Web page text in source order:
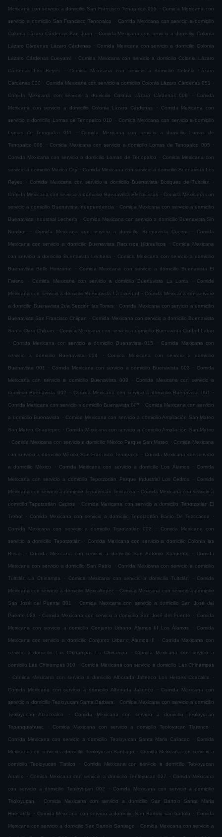
Mexicana con servicio a domicilio San Francisco Tenopalco 055 . Comida Mexicana con
servicio a domicilio San Francisco Tenopalco . Comida Mexicana con servicio a domicilio
Colonia Lázaro Cárdenas San Juan . Comida Mexicana con servicio a domicilio Colonia
Lázaro Cárdenas Lázaro Cárdenas . Comida Mexicana con servicio a domicilio Colonia
Lázaro Cárdenas Cueyamil . Comida Mexicana con servicio a domicilio Colonia Lázaro
Cárdenas Los Reyes . Comida Mexicana con servicio a domicilio Colonia Lázaro
Cárdenas 030 . Comida Mexicana con servicio a domicilio Colonia Lázaro Cárdenas 051 .
Comida Mexicana con servicio a domicilio Colonia Lázaro Cárdenas 008 . Comida
Mexicana con servicio a domicilio Colonia Lázaro Cárdenas . Comida Mexicana con
servicio a domicilio Lomas de Tenopalco 010 . Comida Mexicana con servicio a domicilio
Lomas de Tenopalco 011 . Comida Mexicana con servicio a domicilio Lomas de
Tenopalco 008 . Comida Mexicana con servicio a domicilio Lomas de Tenopalco 005 .
Comida Mexicana con servicio a domicilio Lomas de Tenopalco . Comida Mexicana con
servicio a domicilio Mexico City . Comida Mexicana con servicio a domicilio Buenavista Los
Reyes . Comida Mexicana con servicio a domicilio Buenavista Bosques de Tultitlan .
Comida Mexicana con servicio a domicilio Buenavista Electricistas . Comida Mexicana con
servicio a domicilio Buenavista Independencia . Comida Mexicana con servicio a domicilio
Buenavista Industrial Lecheria . Comida Mexicana con servicio a domicilio Buenavista Sin
Nombre . Comida Mexicana con servicio a domicilio Buenavista Cocem . Comida
Mexicana con servicio a domicilio Buenavista Recursos Hidraulicos . Comida Mexicana
con servicio a domicilio Buenavista Lecheria . Comida Mexicana con servicio a domicilio
Buenavista Bello Horizonte . Comida Mexicana con servicio a domicilio Buenavista El
Fresno . Comida Mexicana con servicio a domicilio Buenavista La Loma . Comida
Mexicana con servicio a domicilio Buenavista La Libertad . Comida Mexicana con servicio
a domicilio Buenavista 2da Sección las Torres . Comida Mexicana con servicio a domicilio
Buenavista San Francisco Chilpan . Comida Mexicana con servicio a domicilio Buenavista
Santa Clara Chilpan . Comida Mexicana con servicio a domicilio Buenavista Ciudad Labor
.
Comida Mexicana con servicio a domicilio Buenavista 015 . Comida Mexicana con
servicio a domicilio Buenavista 004 . Comida Mexicana con servicio a domicilio
Buenavista 001 . Comida Mexicana con servicio a domicilio Buenavista 003 . Comida
Mexicana con servicio a domicilio Buenavista 008 . Comida Mexicana con servicio a
domicilio Buenavista 002 . Comida Mexicana con servicio a domicilio Buenavista 061 .
Comida Mexicana con servicio a domicilio Buenavista 007 . Comida Mexicana con servicio
a domicilio Buenavista . Comida Mexicana con servicio a domicilio Ampliación San Mateo
San Mateo Cuautepec . Comida Mexicana con servicio a domicilio Ampliación San Mateo
. Comida Mexicana con servicio a domicilio México Parque San Mateo . Comida Mexicana
con servicio a domicilio México San Francisco Tenopalco . Comida Mexicana con servicio
a domicilio México . Comida Mexicana con servicio a domicilio Los Álamos . Comida
Mexicana con servicio a domicilio Tepotzotlán Parque Industrial Los Cedros . Comida
Mexicana con servicio a domicilio Tepotzotlán Texcacoa . Comida Mexicana con servicio a
domicilio Tepotzotlán Cedros . Comida Mexicana con servicio a domicilio Tepotzotlán El
Trebol . Comida Mexicana con servicio a domicilio Tepotzotlán Barrio De Tezccacoa .
Comida Mexicana con servicio a domicilio Tepotzotlán 002 . Comida Mexicana con
servicio a domicilio Tepotzotlán . Comida Mexicana con servicio a domicilio Colonia las
Brisas . Comida Mexicana con servicio a domicilio San Antonio Xahuento . Comida
Mexicana con servicio a domicilio San Pablo . Comida Mexicana con servicio a domicilio
Tultitlán La Chinampa . Comida Mexicana con servicio a domicilio Tultitlán . Comida
Mexicana con servicio a domicilio Mexcaltepec . Comida Mexicana con servicio a domicilio
San José del Puente 001 . Comida Mexicana con servicio a domicilio San José del
Puente 023 . Comida Mexicana con servicio a domicilio San José del Puente . Comida
Mexicana con servicio a domicilio Conjunto Urbano Álamos III Los Álamos . Comida
Mexicana con servicio a domicilio Conjunto Urbano Álamos III . Comida Mexicana con
servicio a domicilio Las Chinampas La Chinampa . Comida Mexicana con servicio a
domicilio Las Chinampas 010 . Comida Mexicana con servicio a domicilio Las Chinampas
.
Comida Mexicana con servicio a domicilio Alborada Jaltenco Los Heroes Coacalco .
Comida Mexicana con servicio a domicilio Alborada Jaltenco . Comida Mexicana con
servicio a domicilio Teoloyucan Santa Barbara . Comida Mexicana con servicio a domicilio
Teoloyucan Atzacoalco . Comida Mexicana con servicio a domicilio Teoloyucan
Tepanquiahuac . Comida Mexicana con servicio a domicilio Teoloyucan Tlatenco .
Comida Mexicana con servicio a domicilio Teoloyucan Santa Maria Caliacac . Comida
Mexicana con servicio a domicilio Teoloyucan Santiago . Comida Mexicana con servicio a
domicilio Teoloyucan Tlatilco . Comida Mexicana con servicio a domicilio Teoloyucan
Analco . Comida Mexicana con servicio a domicilio Teoloyucan 027 . Comida Mexicana
con servicio a domicilio Teoloyucan 002 . Comida Mexicana con servicio a domicilio
Teoloyucan . Comida Mexicana con servicio a domicilio San Bartolo Santa María
Huecatitla . Comida Mexicana con servicio a domicilio San Bartolo san bartolo . Comida
Mexicana con servicio a domicilio San Bartolo Santiago . Comida Mexicana con servicio a